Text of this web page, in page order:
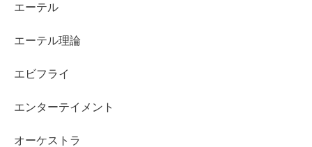
エーテル
エーテル理論
エビフライ
エンターテイメント
オーケストラ